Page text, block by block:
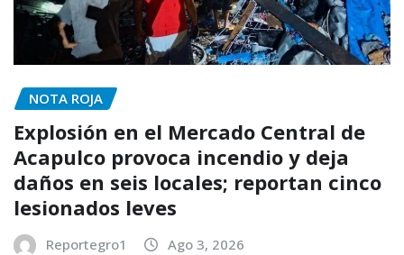
NOTA ROJA
Explosión en el Mercado Central de
Acapulco provoca incendio y deja
daños en seis locales; reportan cinco
lesionados leves
Reportegro1 Ago 3, 2026